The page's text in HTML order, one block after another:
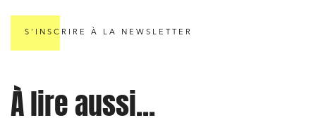
S'INSCRIRE À LA NEWSLETTER
À lire aussi...